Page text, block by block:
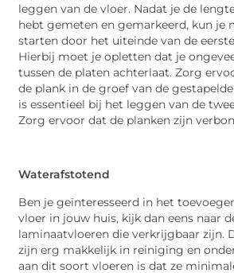
leggen van de vloer. Nadat je de
hebt gemeten en gemarkeerd, kun je
starten door het uiteinde van de
Hierbij moet je opletten dat je
tussen de platen achterlaat. Zorg
de plank in de groef van de
is essentieel bij het leggen van de
Zorg ervoor dat de planken zijn
Waterafstotend
Ben je geïnteresseerd in het
vloer in jouw huis, kijk dan eens naar
laminaatvloeren die verkrijgbaar zijn.
zijn erg makkelijk in reiniging en
aan dit soort vloeren is dat ze